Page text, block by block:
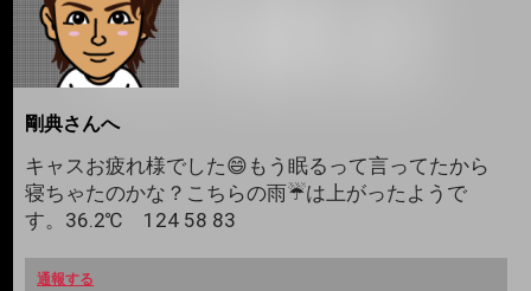
剛典さんへ
キャスお疲れ様でした😄もう眠るって言ってたから
寝ちゃたのかな？こちらの雨☔は上がったようで
す。36.2℃ 124 58 83
通報する